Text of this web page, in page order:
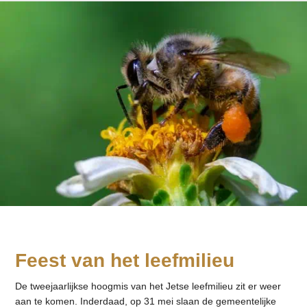
Feest van het leefmilieu
De tweejaarlijkse hoogmis van het Jetse leefmilieu zit er weer
aan te komen. Inderdaad, op 31 mei slaan de gemeentelijke